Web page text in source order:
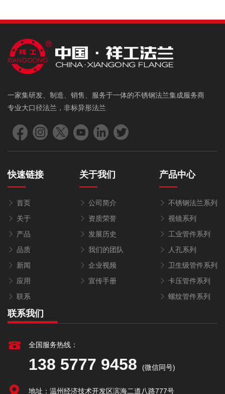
一家集研发、制造、销售、服务于一体的不锈钢法兰集成服务商
专业大口径法兰，非标异形法兰
快速链接
首页
关于
产品
品质
新闻
应用
联系
关于我们
公司简介
资质荣誉
发展历史
我们的团队
企业视频
宣传手册
产品中心
不锈钢法兰系列
视镜系列
工业管件系列
人孔系列
卫生级管件系列
卡压管件系列
螺纹管件系列
联系我们
全国服务热线：
138 5777 9458 (微信同号)
地址：温州经济技术开发区滨海二道八路777号